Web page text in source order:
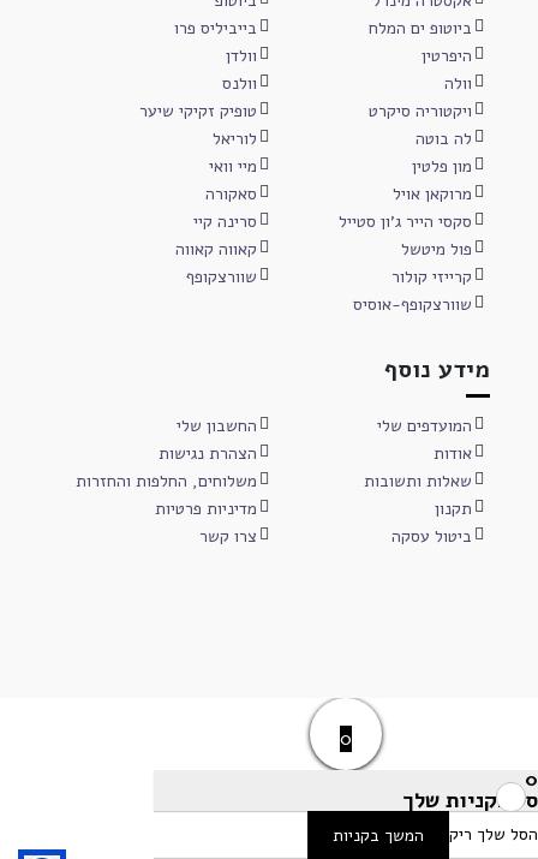
ביוטופ ים המלח
בייביליס פרו
היפרטין
וולדן
וולה
וולנס
ויקטוריה סיקרט
טופיק זקיקי שיער
לה בוטה
לוריאל
מון פלטין
מיי וואי
מרוקאן אויל
סאקורה
סקסי הייר ג'ון סטייל
סרינה קיי
פול מיטשל
קאווה קאווה
קרייזי קולור
שוורצקופף
שוורצקופף-אוסיס
מידע נוסף
המועדפים שלי
החשבון שלי
אודות
הצהרת נגישות
שאלות ותשובות
משלוחים, החלפות והחזרות
תקנון
מדיניות פרטיות
ביטול עסקה
צרו קשר
0
0
סל הקניות שלך
הסל שלך ריק המשך בקניות